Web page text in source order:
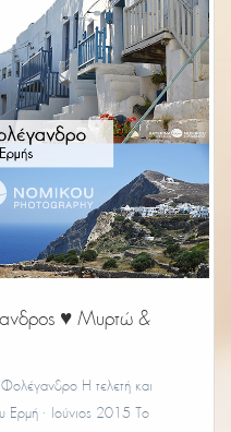
♥ Μυρτώ &
Η τελετή και
Ερμή · Ιούνιος 2015 Το